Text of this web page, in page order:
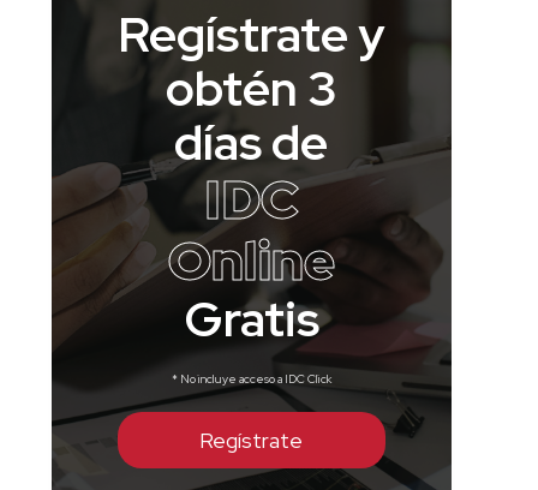
Regístrate y
obtén 3
días de
IDC
Online
Gratis
* No incluye acceso a IDC Click
Regístrate